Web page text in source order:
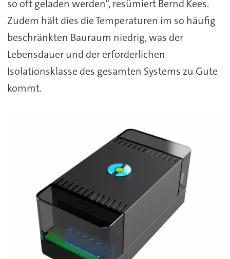
so oft geladen werden“, resümiert Bernd Kees.
Zudem hält dies die Temperaturen im so häufig
beschränkten Bauraum niedrig, was der
Lebensdauer und der erforderlichen
Isolationsklasse des gesamten Systems zu Gute
kommt.